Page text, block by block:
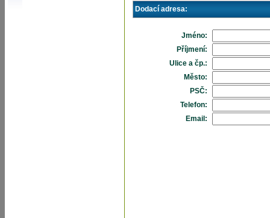
Dodací adresa:
Jméno:
Příjmení:
Ulice a čp.:
Město:
PSČ:
Telefon:
Email: